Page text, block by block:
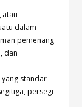
atau
dalam
pemenang
dan
standar
persegi